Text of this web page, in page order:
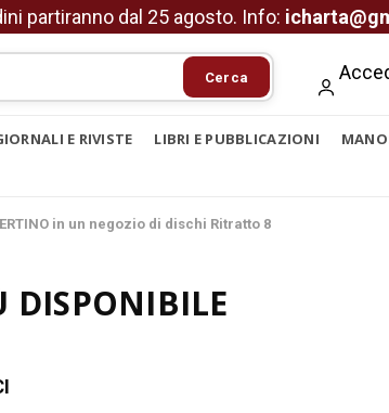
partiranno dal 25 agosto. Info:
Cerca
E RIVISTE LIBRI E PUBBLICAZIONI
in un negozio di dischi Ritratto 8
DISPONIBILE